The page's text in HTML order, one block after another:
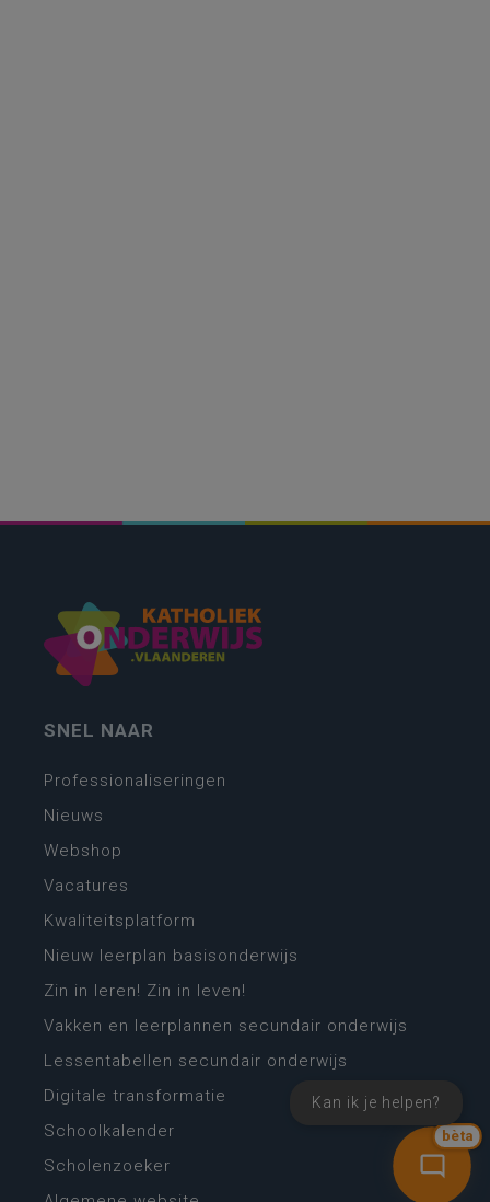
bèta
Kan ik je helpen?
SNEL NAAR
Professionaliseringen
Nieuws
Webshop
Vacatures
Kwaliteitsplatform
Nieuw leerplan basisonderwijs
Zin in leren! Zin in leven!
Vakken en leerplannen secundair onderwijs
Lessentabellen secundair onderwijs
Digitale transformatie
Schoolkalender
Scholenzoeker